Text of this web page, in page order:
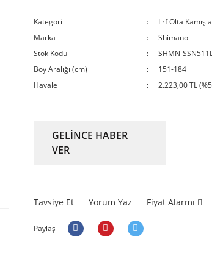
Kategori
Lrf Olta
Marka
Shimano
Stok Kodu
SHMN-
Boy Aralığı (cm)
151-184
Havale
2.223,00 TL
GELİNCE HABER
VER
Tavsiye Et Yorum Yaz Fiyat Alarmı
Paylaş